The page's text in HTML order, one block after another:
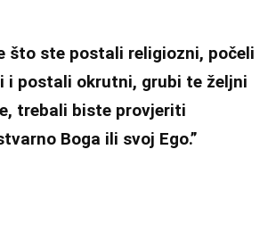
što ste postali religiozni, počeli
i postali okrutni, grubi te željni
trebali biste provjeriti
Boga ili svoj Ego.”